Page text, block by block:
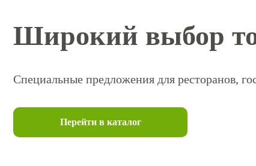
Широкий выбор
Специальные предложения для ресторанов,
Перейти в каталог